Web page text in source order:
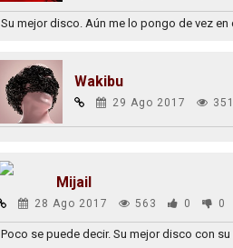
Su mejor disco. Aún me lo pongo de vez
Wakibu
29 Ago 2017 351
Mijail
28 Ago 2017 563 0 0
Poco se puede decir. Su mejor disco con